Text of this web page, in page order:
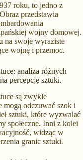
roku, to jedno z
przedstawia
wojny domowej.
na swoje wyraziste
wojnę i przemoc.
analiza różnych
percepcję sztuki.
są zwykle
mogą odczuwać szok i
sztuki, które wyzwalać
społeczne. Inni z kolei
widząc w
granic sztuki.